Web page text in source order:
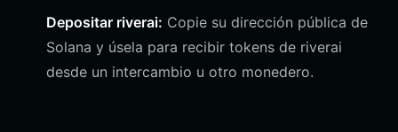
Depositar riverai: Copie su dirección pública de
Solana y úsela para recibir tokens de riverai
desde un intercambio u otro monedero.